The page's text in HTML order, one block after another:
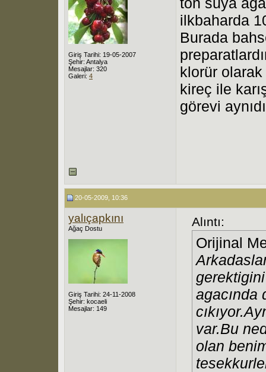
Giriş Tarihi: 19-05-2007
Şehir: Antalya
Mesajlar: 320
Galeri: 4
ilkbaharda
Burada
klorür olarak
kireç ile
görevi
20-05-2009, 10:36
yalıçapkını
Ağaç Dostu
Giriş Tarihi: 24-11-2008
Şehir: kocaeli
Mesajlar: 149
Alıntı:
Orijinal
agacında
var.Bu
olan